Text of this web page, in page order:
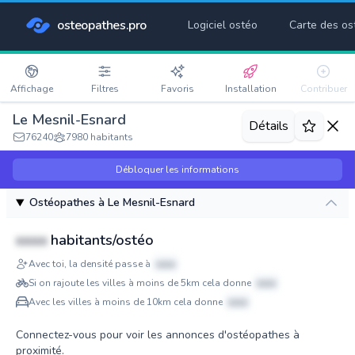
osteopathes.pro Logiciel ostéo Carte des
Affichage Filtres Favoris Installation Contribuer
Le Mesnil-Esnard
76240 7980 habitants
Détails
Débloquer les informations
Ostéopathes à Le Mesnil-Esnard
xxxx habitants/ostéo
Avec toi, la densité passe à
xxxx
Si on rajoute les villes à moins de 5km cela donne
xxxx
Avec les villes à moins de 10km cela donne
xxxx
Connectez-vous pour voir les annonces d'ostéopathes à
proximité.